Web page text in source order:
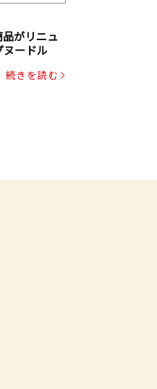
がリニュ
ヌードル
続きを読む